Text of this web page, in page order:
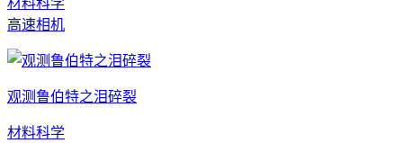
高速相机
观测鲁伯特之泪碎裂
材料科学